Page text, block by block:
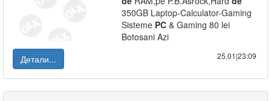
350GB Laptop-Calculator-Gaming
Sisteme PC & Gaming 80 lei
Botosani Azi
Детали...
25.01|23:09